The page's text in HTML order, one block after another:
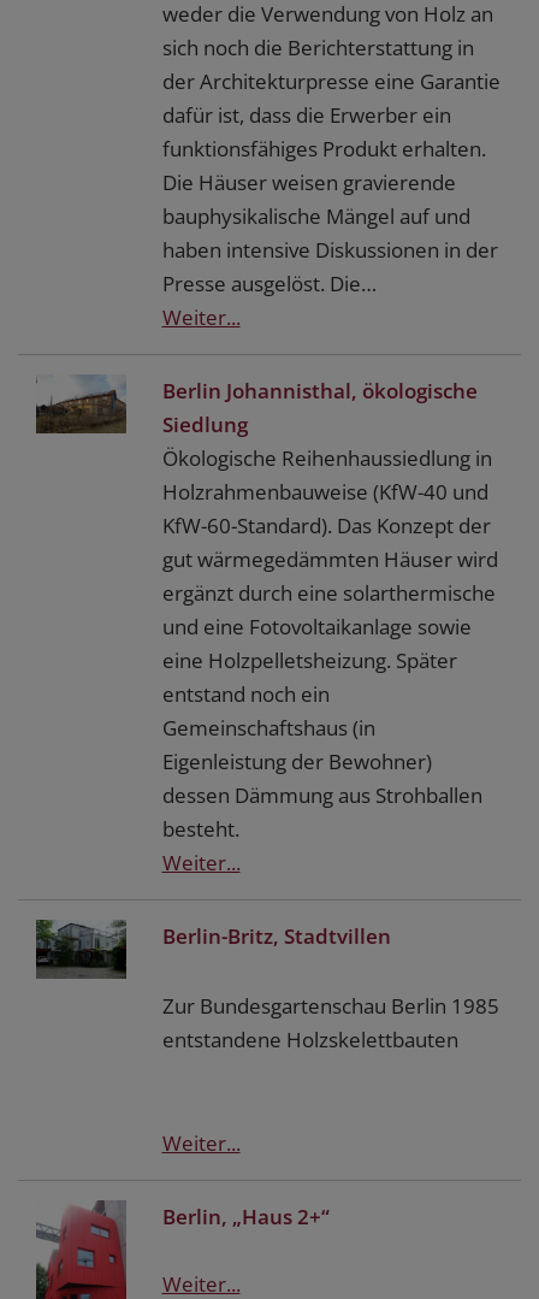
weder die Verwendung von Holz an
sich noch die Berichterstattung in
der Architekturpresse eine Garantie
dafür ist, dass die Erwerber ein
funktionsfähiges Produkt erhalten.
Die Häuser weisen gravierende
bauphysikalische Mängel auf und
haben intensive Diskussionen in der
Presse ausgelöst. Die…
Weiter...
Berlin Johannisthal, ökologische
Siedlung
Ökologische Reihenhaussiedlung in
Holzrahmenbauweise (KfW-40 und
KfW-60-Standard). Das Konzept der
gut wärmegedämmten Häuser wird
ergänzt durch eine solarthermische
und eine Fotovoltaikanlage sowie
eine Holzpelletsheizung. Später
entstand noch ein
Gemeinschaftshaus (in
Eigenleistung der Bewohner)
dessen Dämmung aus Strohballen
besteht.
Weiter...
Berlin-Britz, Stadtvillen
Zur Bundesgartenschau Berlin 1985
entstandene Holzskelettbauten
Weiter...
Berlin, „Haus 2+“
Weiter...